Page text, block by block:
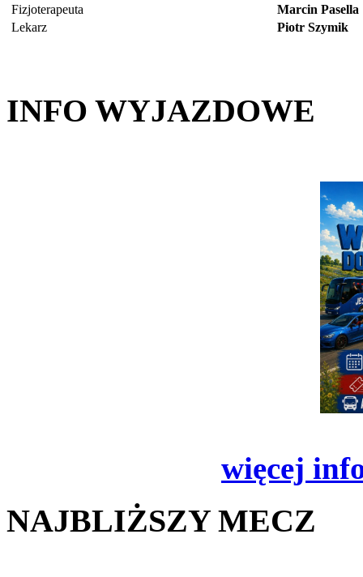
Fizjoterapeuta
Marcin Pasella
Lekarz
Piotr Szymik
INFO WYJAZDOWE
więcej
NAJBLIŻSZY MECZ